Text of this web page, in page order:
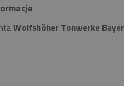
Wolfshöher Tonwerke